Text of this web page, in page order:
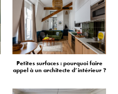
Petites surfaces : pourquoi faire
appel à un architecte d’intérieur ?